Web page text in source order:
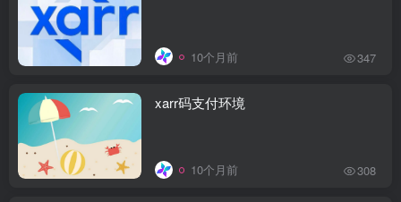
10个月前 347
xarr码支付环境
10个月前 308